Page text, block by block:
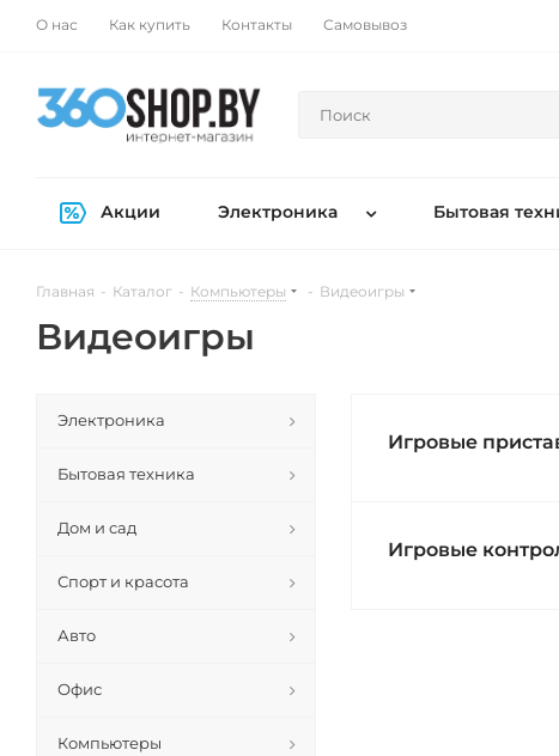
О нас Как купить Контакты Самовывоз
Акции Электроника Бытовая
Главная - Каталог - Компьютеры - Видеоигры
Видеоигры
Игровые
Игровые
Электроника
Бытовая техника
Дом и сад
Спорт и красота
Авто
Офис
Компьютеры